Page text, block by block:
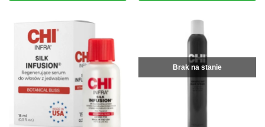
Brak na stanie